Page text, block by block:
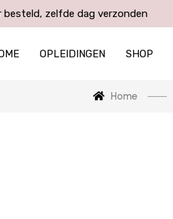
besteld, zelfde dag verzonden
OPLEIDINGEN SHOP
Home